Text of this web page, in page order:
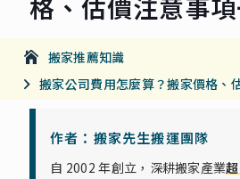
格、估價注意事
搬家推薦知識
搬家公司費用怎麼算？搬家價格、
作者：搬家先生搬運團隊
自 2002 年創立，深耕搬家產業